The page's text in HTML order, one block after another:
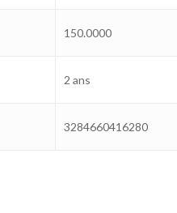
150.0000
2 ans
3284660416280